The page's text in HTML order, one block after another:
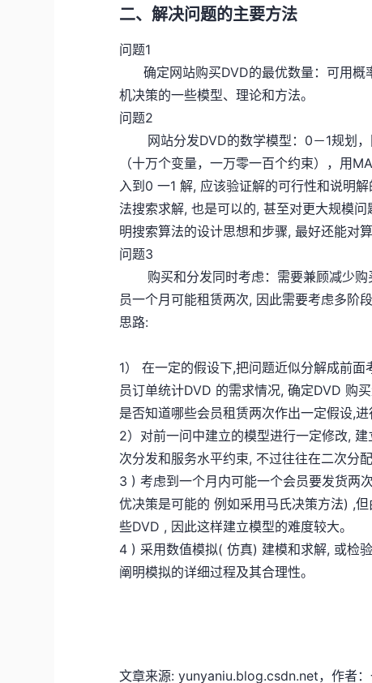
二、解决问题的主要方法
问题1
确定网站购买DVD的最优数量：可用概
机决策的一些模型、理论和方法。
问题2
网站分发DVD的数学模型：0－1规划，
（十万个变量，一万零一百个约束），用
入到0 一1 解, 应该验证解的可行性和说明
法搜索求解, 也是可以的, 甚至对更大规模
明搜索算法的设计思想和步骤, 最好还能对
问题3
购买和分发同时考虑：需要兼顾减少购
员一个月可能租赁两次, 因此需要考虑多阶
思路:
1） 在一定的假设下,把问题近似分解成前
员订单统计DVD 的需求情况, 确定DVD 购
是否知道哪些会员租赁两次作出一定假设,进
2）对前一问中建立的模型进行一定修改,
次分发和服务水平约束, 不过往往在二次分
3 ) 考虑到一个月内可能一个会员要发货两
优决策是可能的 例如采用马氏决策方法) ,
些DVD , 因此这样建立模型的难度较大。
4 ) 采用数值模拟( 仿真) 建模和求解, 或检
阐明模拟的详细过程及其合理性。
文章来源: yunyaniu.blog.csdn.net，作者